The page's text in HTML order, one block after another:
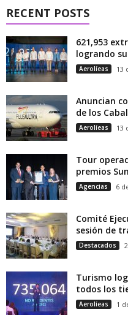
RECENT POSTS
621,953
logrando
Aerolíeas 13
Anuncian
de los
Aerolíeas 13
Tour
premios
Agencias 6
Comité
sesión de
Destacados
Turismo
todos los
Aerolíeas 1